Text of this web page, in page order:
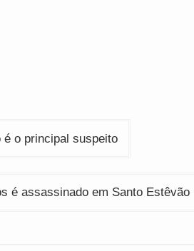
é o principal suspeito
é assassinado em Santo Estêvão